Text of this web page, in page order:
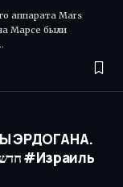
аппарата Mars
Марсе были
ЭРДОГАНА.